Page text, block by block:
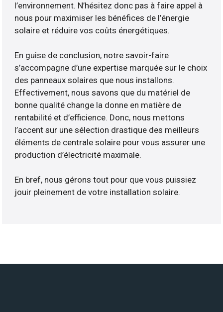
l’environnement. N’hésitez donc pas à faire appel à
nous pour maximiser les bénéfices de l’énergie
solaire et réduire vos coûts énergétiques.
En guise de conclusion, notre savoir-faire
s’accompagne d’une expertise marquée sur le choix
des panneaux solaires que nous installons.
Effectivement, nous savons que du matériel de
bonne qualité change la donne en matière de
rentabilité et d’efficience. Donc, nous mettons
l’accent sur une sélection drastique des meilleurs
éléments de centrale solaire pour vous assurer une
production d’électricité maximale.
En bref, nous gérons tout pour que vous puissiez
jouir pleinement de votre installation solaire.